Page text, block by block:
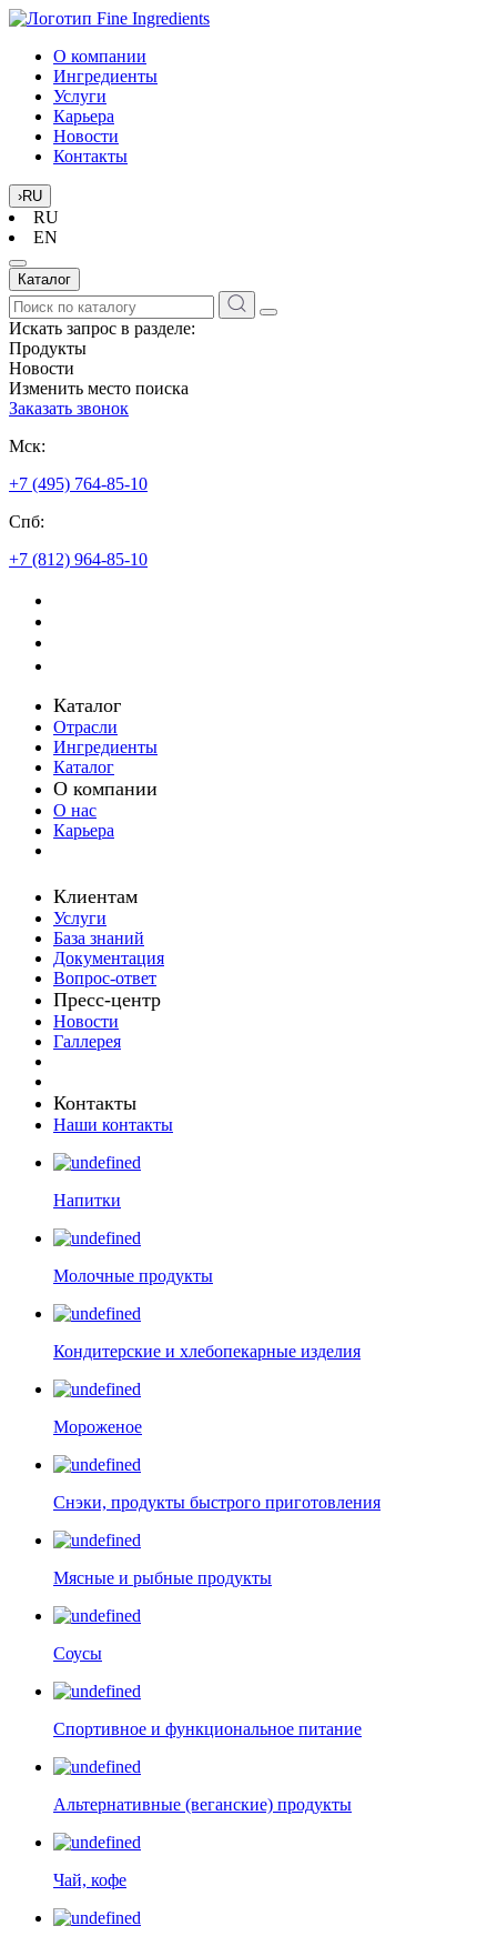
О компании
Ингредиенты
Услуги
Карьера
Новости
Контакты
›RU
RU
EN
Каталог
Искать запрос в разделе:
Продукты
Новости
Изменить место поиска
Заказать звонок
Мск:
+7 (495) 764-85-10
Спб:
+7 (812) 964-85-10
Каталог
Отрасли
Ингредиенты
Каталог
О компании
О нас
Карьера
Клиентам
Услуги
База знаний
Документация
Вопрос-ответ
Пресс-центр
Новости
Галлерея
Контакты
Наши контакты
Напитки
Молочные продукты
Кондитерские и хлебопекарные изделия
Мороженое
Снэки, продукты быстрого приготовления
Мясные и рыбные продукты
Соусы
Спортивное и функциональное питание
Альтернативные (веганские) продукты
Чай, кофе